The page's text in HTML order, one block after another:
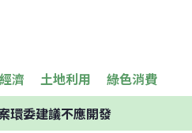
濟 土地利用 綠色消費
環委建議不應開發